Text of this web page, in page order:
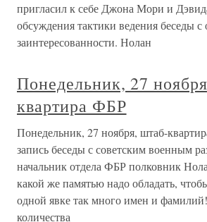
пригласил к себе Джона Мори и
обсуждения тактики ведения беседы с
заинтересованности. Нолан
Понедельник, 27
квартира ФБР
Понедельник, 27 ноября, штаб-
запись беседы с советским военным
начальник отдела ФБР полковник
какой же памятью надо обладать,
одной явке так много имен и
количества